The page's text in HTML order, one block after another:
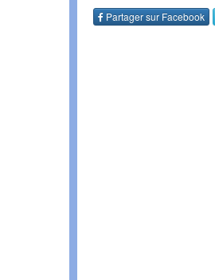
Partager sur Facebook